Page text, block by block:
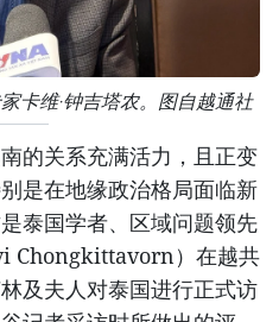
卡维·钟吉塔农。图自越通社
的关系充满活力，且正变
是在地缘政治格局面临新
泰国学者、区域问题领先
Chongkittavorn）在越共
及夫人对泰国进行正式访